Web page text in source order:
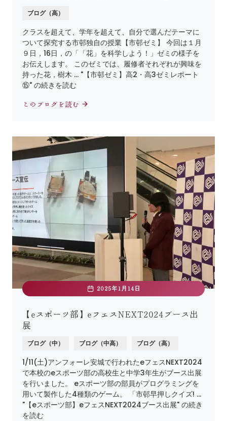
ブログ（高）
クラスを超えて、学年を超えて、自分で選んだテーマに
ついて探究する市邨独自の授業【市邨ゼミ】 今回は１月
９日，16日，の「「花」を科学しよう！」ゼミの様子を
お伝えします。 このゼミでは、履修者それぞれが興味を
持った花，樹木 … "【市邨ゼミ】高2・高3ゼミレポート
⑮" の続きを読む
このブログを読む
2025年1月14日
【eスポーツ部】eフェスNEXT2024ブース出
展
ブログ（中） ブログ（中高） ブログ（高）
1/11(土)アンフォーレ安城で行われたeフェスNEXT2024
で本校のeスポーツ部の高校生と中学3年生がブース出展
を行いました。 eスポーツ部の部員がプログラミングを
用いて製作した4種類のゲーム。 「市邨早押しクイズ! …
"【eスポーツ部】eフェスNEXT2024ブース出展" の続き
を読む